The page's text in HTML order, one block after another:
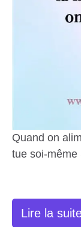
Quand on
tue soi-même
Lire la